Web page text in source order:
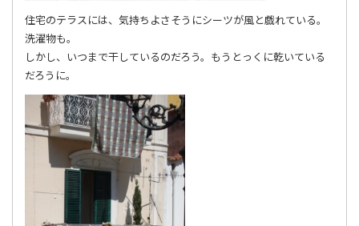
住宅のテラスには、気持ちよさそうにシーツが風と戯れている。
洗濯物も。
しかし、いつまで干しているのだろう。もうとっくに乾いている
だろうに。